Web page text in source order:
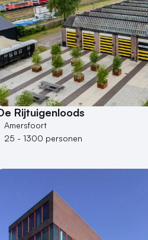
Rijtuigenloods
Amersfoort
25 - 1300 personen